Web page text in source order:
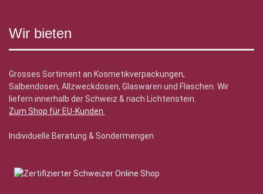
Wir bieten
Grosses Sortiment an Kosmetikverpackungen,
Salbendosen, Allzweckdosen, Glaswaren und Flaschen. Wir
liefern innerhalb der Schweiz & nach Lichtenstein.
Zum Shop für EU-Kunden.
Individuelle Beratung & Sondermengen